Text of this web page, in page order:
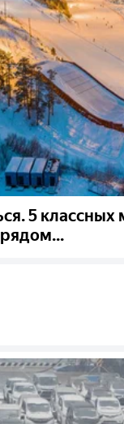
5